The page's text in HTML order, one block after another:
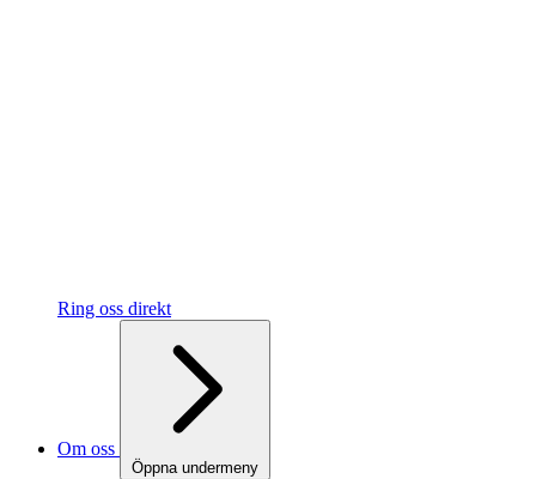
Ring oss direkt
Om oss
Öppna undermeny